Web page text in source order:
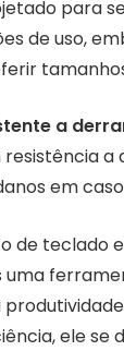
para
de uso,
a
resistência
em
de teclado
uma
ele se